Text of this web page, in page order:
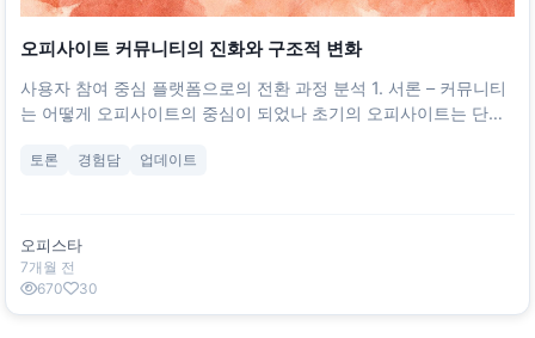
오피사이트 커뮤니티의 진화와 구조적 변화
사용자 참여 중심 플랫폼으로의 전환 과정 분석 1. 서론 – 커뮤니티
는 어떻게 오피사이트의 중심이 되었나 초기의 오피사이트는 단순
나열하는 단조로운 형태였으며 사용자 간의 교류는 거의 존재하지
토론 경험담 업데이트
오피스타
7개월 전
670
30